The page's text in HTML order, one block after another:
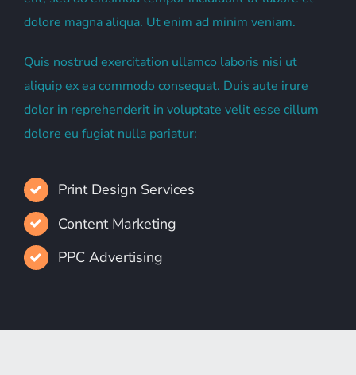
dolore magna aliqua. Ut enim ad minim veniam.
Quis nostrud exercitation ullamco laboris nisi ut
aliquip ex ea commodo consequat. Duis aute irure
dolor in reprehenderit in voluptate velit esse cillum
dolore eu fugiat nulla pariatur:
Print Design Services
Content Marketing
PPC Advertising